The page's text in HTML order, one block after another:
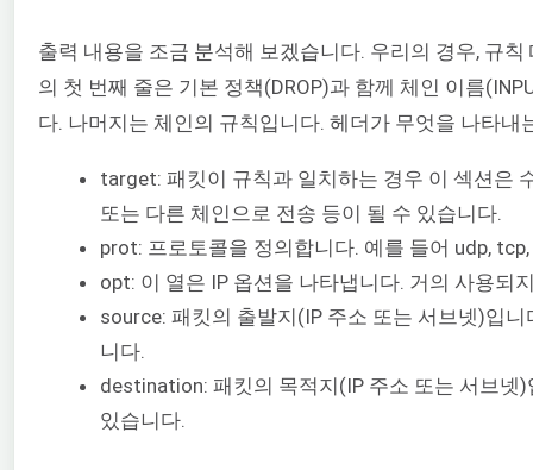
출력 내용을 조금 분석해 보겠습니다. 우리의 경우, 규
의 첫 번째 줄은 기본 정책(DROP)과 함께 체인 이름
다. 나머지는 체인의 규칙입니다. 헤더가 무엇을 나타내
target: 패킷이 규칙과 일치하는 경우 이 섹션은
또는 다른 체인으로 전송 등이 될 수 있습니다.
prot: 프로토콜을 정의합니다. 예를 들어 udp,
opt: 이 열은 IP 옵션을 나타냅니다. 거의 사용되
source: 패킷의 출발지(IP 주소 또는 서브넷)입
니다.
destination: 패킷의 목적지(IP 주소 또는 서브넷
있습니다.